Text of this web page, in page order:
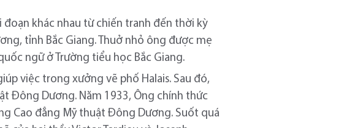
đoạn khác nhau từ chiến tranh đến thời kỳ
tỉnh Bắc Giang. Thuở nhỏ ông được mẹ
ngữ ở Trường tiểu học Bắc Giang.
việc trong xưởng vẽ phố Halais. Sau đó,
Đông Dương. Năm 1933, Ông chính thức
Cao đẳng Mỹ thuật Đông Dương. Suốt quá